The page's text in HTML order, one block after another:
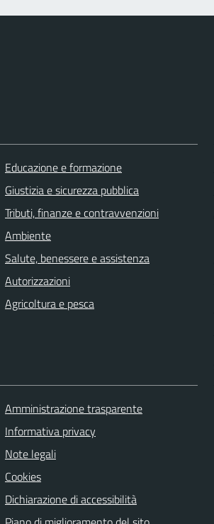
Educazione e formazione
Giustizia e sicurezza pubblica
Tributi, finanze e contravvenzioni
Ambiente
Salute, benessere e assistenza
Autorizzazioni
Agricoltura e pesca
Amministrazione trasparente
Informativa privacy
Note legali
Cookies
Dichiarazione di accessibilità